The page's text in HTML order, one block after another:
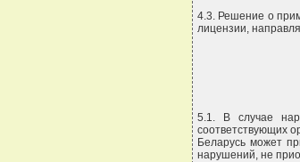
4.3. Решение о
лицензии,
5.1. В случае
соответствующих
Беларусь может
нарушений, не